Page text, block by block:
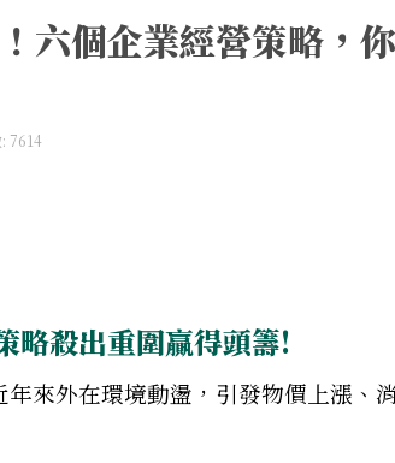
六個企業經營策略，
7614
略殺出重圍贏得頭籌!
來外在環境動盪，引發物價上漲、